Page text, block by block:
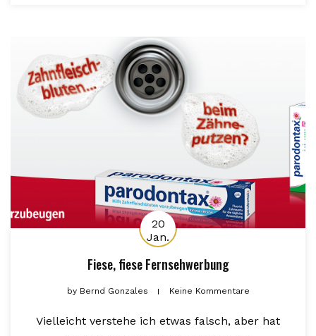
20
Jan.
Fiese, fiese Fernsehwerbung
byBernd Gonzales Keine Kommentare
Vielleicht verstehe ich etwas falsch, aber hat